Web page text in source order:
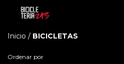
Inicio / BICICLETAS
Ordenar por